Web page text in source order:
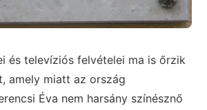
és televíziós felvételei ma is őrzik
amely miatt az ország
Éva nem harsány színésznő